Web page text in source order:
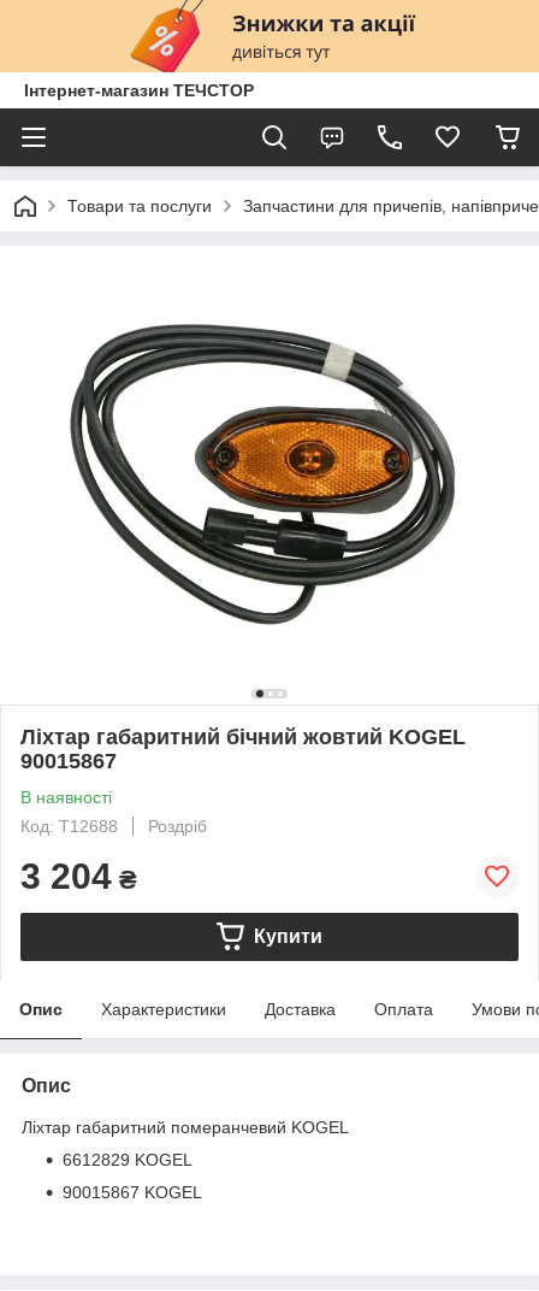
Інтернет-магазин ТЕЧСТОР
Товари та послуги Запчастини для причепів,
Ліхтар габаритний бічний жовтий KOGEL
90015867
В наявності
Код: T12688
Роздріб
3 204 ₴
Купити
Опис Характеристики Доставка Оплата Умови
Опис
Ліхтар габаритний померанчевий KOGEL
6612829 KOGEL
90015867 KOGEL